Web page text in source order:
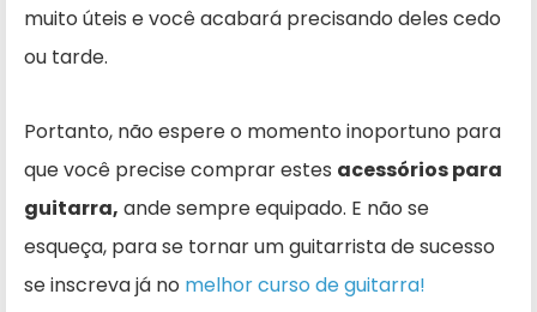
muito úteis e você acabará precisando deles cedo
ou tarde.
Portanto, não espere o momento inoportuno para
que você precise comprar estes acessórios para
guitarra, ande sempre equipado. E não se
esqueça, para se tornar um guitarrista de sucesso
se inscreva já no melhor curso de guitarra!